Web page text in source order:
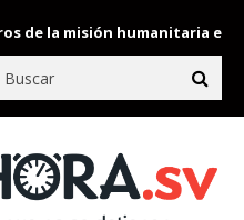
la misión humanitaria enviada